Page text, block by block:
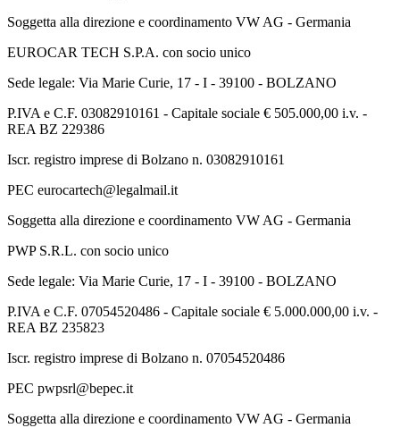
Soggetta alla direzione e coordinamento VW AG - Germania
EUROCAR TECH S.P.A. con socio unico
Sede legale: Via Marie Curie, 17 - I - 39100 - BOLZANO
P.IVA e C.F. 03082910161 - Capitale sociale € 505.000,00 i.v. -
REA BZ 229386
Iscr. registro imprese di Bolzano n. 03082910161
PEC eurocartech@legalmail.it
Soggetta alla direzione e coordinamento VW AG - Germania
PWP S.R.L. con socio unico
Sede legale: Via Marie Curie, 17 - I - 39100 - BOLZANO
P.IVA e C.F. 07054520486 - Capitale sociale € 5.000.000,00 i.v. -
REA BZ 235823
Iscr. registro imprese di Bolzano n. 07054520486
PEC pwpsrl@bepec.it
Soggetta alla direzione e coordinamento VW AG - Germania